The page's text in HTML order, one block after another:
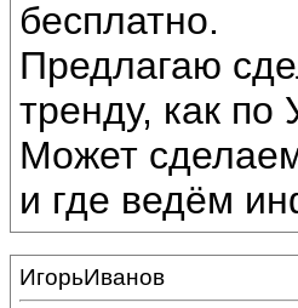
бесплатно.
Предлагаю
тренду, как по
Может
и где ведём
ИгорьИванов